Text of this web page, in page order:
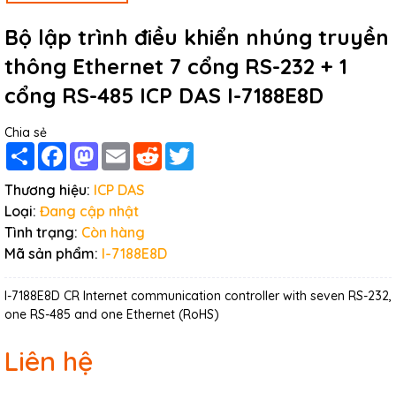
Bộ lập trình điều khiển nhúng truyền
thông Ethernet 7 cổng RS-232 + 1
cổng RS-485 ICP DAS I-7188E8D
Chia sẻ
Share FacebookMastodon
Email Reddit
Thương hiệu: ICP DAS
Loại: Đang cập nhật
Tình trạng: Còn hàng
Mã sản phẩm: I-7188E8D
I-7188E8D CR Internet communication controller with seven RS-232,
one RS-485 and one Ethernet (RoHS)
Liên hệ